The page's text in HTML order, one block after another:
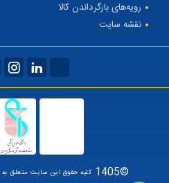
رویه‌های بازگرداندن کالا
نقشه سایت
©1405 کلیه حقوق این سایت متعلق به